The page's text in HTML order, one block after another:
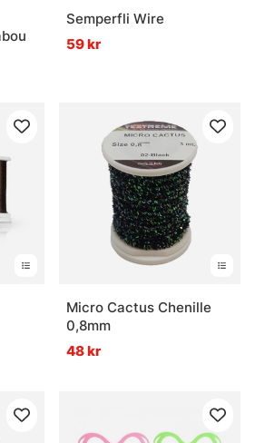
5 stjärnorSemperfli Wire
59 kr
5 stjärnorMicro Cactus Chenille
0,8mm
48 kr